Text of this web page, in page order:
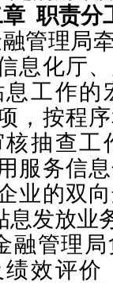
职责分
理局牵
息化厅
工作的
，按程
抽查工
服务信
业的双
息发放业
管理局
效评价